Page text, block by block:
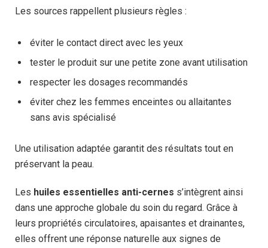
Les sources rappellent plusieurs règles :
éviter le contact direct avec les yeux
tester le produit sur une petite zone avant utilisation
respecter les dosages recommandés
éviter chez les femmes enceintes ou allaitantes
sans avis spécialisé
Une utilisation adaptée garantit des résultats tout en
préservant la peau.
Les huiles essentielles anti-cernes s’intègrent ainsi
dans une approche globale du soin du regard. Grâce à
leurs propriétés circulatoires, apaisantes et drainantes,
elles offrent une réponse naturelle aux signes de